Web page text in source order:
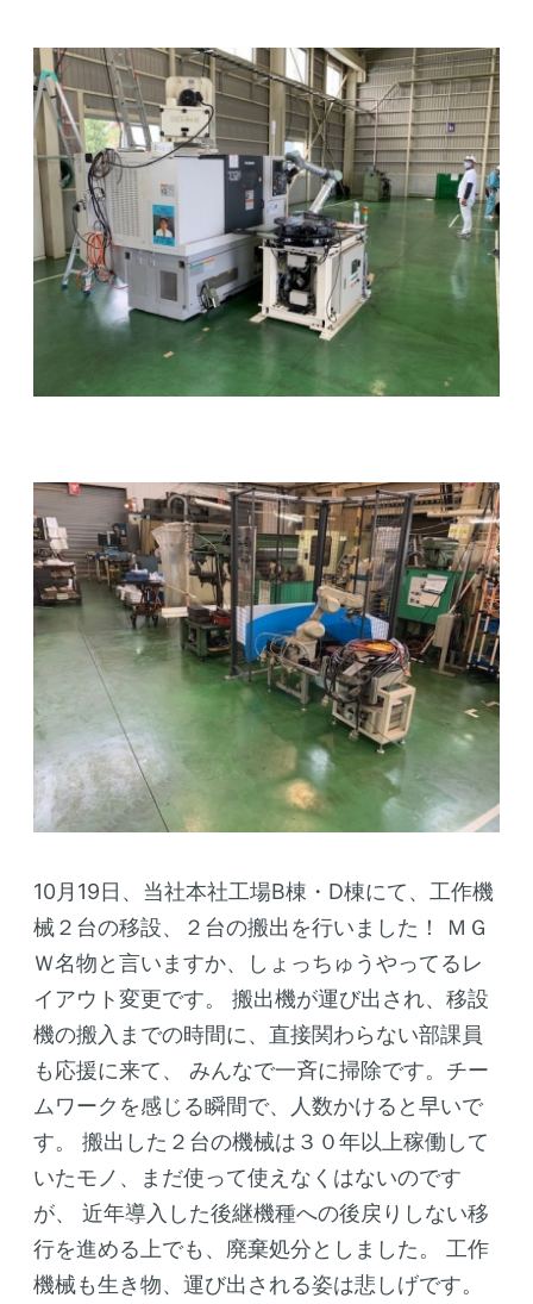
10月19日、当社本社工場B棟・D棟にて、工作機
械２台の移設、２台の搬出を行いました！
ＭＧ
Ｗ名物と言いますか、しょっちゅうやってるレ
イアウト変更です。
搬出機が運び出され、移設
機の搬入までの時間に、直接関わらない部課員
も応援に来て、
みんなで一斉に掃除です。チー
ムワークを感じる瞬間で、人数かけると早いで
す。
搬出した２台の機械は３０年以上稼働して
いたモノ、まだ使って使えなくはないのです
が、
近年導入した後継機種への後戻りしない移
行を進める上でも、廃棄処分としました。
工作
機械も生き物、運び出される姿は悲しげです。